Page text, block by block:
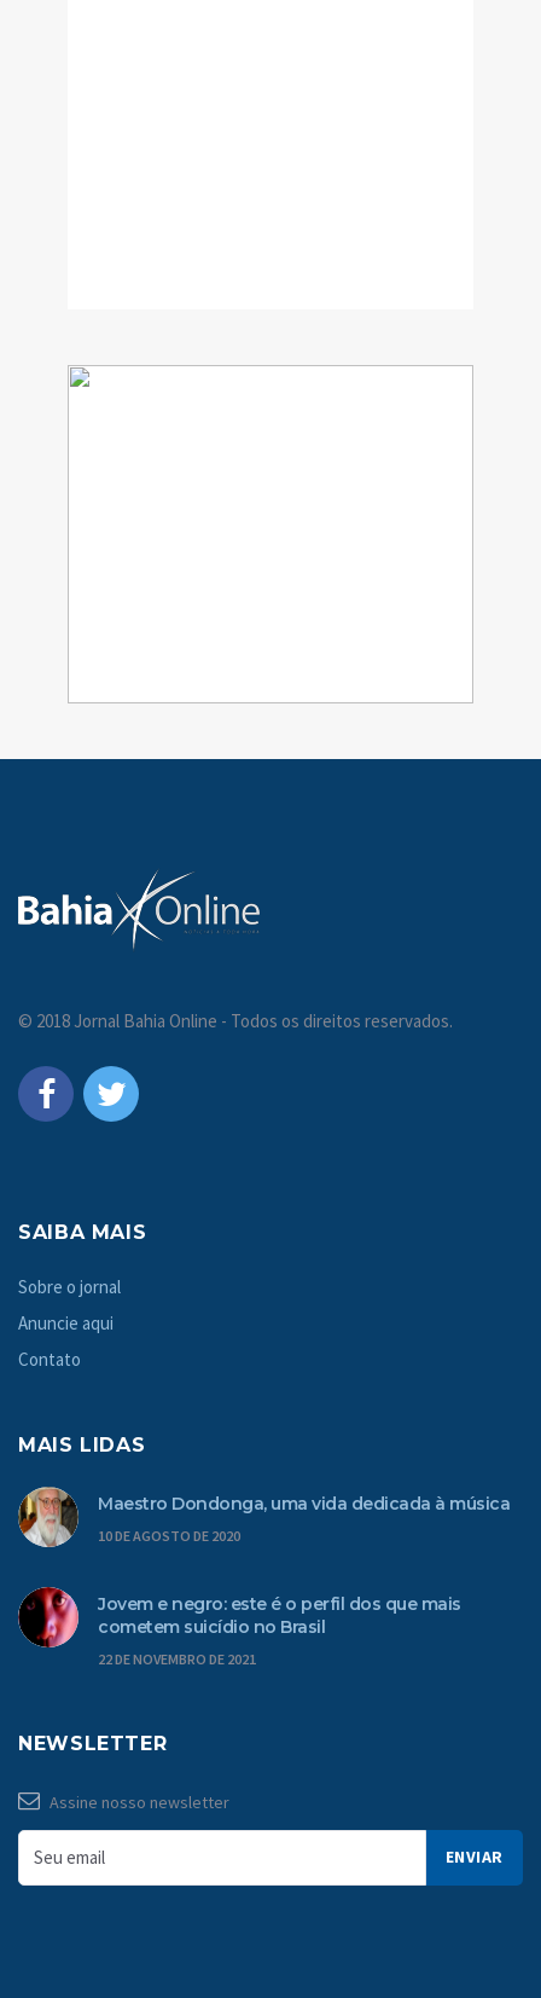
© 2018 Jornal Bahia Online - Todos os direitos reservados.
SAIBA MAIS
Sobre o jornal
Anuncie aqui
Contato
MAIS LIDAS
Maestro Dondonga, uma vida dedicada à música
10 DE AGOSTO DE 2020
Jovem e negro: este é o perfil dos que mais
cometem suicídio no Brasil
22 DE NOVEMBRO DE 2021
NEWSLETTER
Assine nosso newsletter